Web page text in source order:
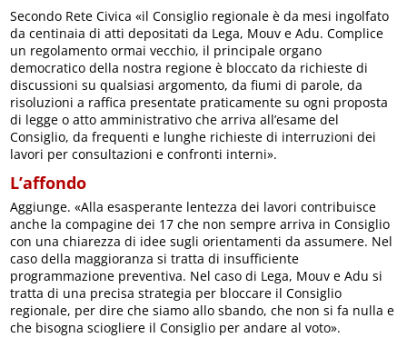
Secondo Rete Civica «il Consiglio regionale è da mesi ingolfato
da centinaia di atti depositati da Lega, Mouv e Adu. Complice
un regolamento ormai vecchio, il principale organo
democratico della nostra regione è bloccato da richieste di
discussioni su qualsiasi argomento, da fiumi di parole, da
risoluzioni a raffica presentate praticamente su ogni proposta
di legge o atto amministrativo che arriva all’esame del
Consiglio, da frequenti e lunghe richieste di interruzioni dei
lavori per consultazioni e confronti interni».
L’affondo
Aggiunge. «Alla esasperante lentezza dei lavori contribuisce
anche la compagine dei 17 che non sempre arriva in Consiglio
con una chiarezza di idee sugli orientamenti da assumere. Nel
caso della maggioranza si tratta di insufficiente
programmazione preventiva. Nel caso di Lega, Mouv e Adu si
tratta di una precisa strategia per bloccare il Consiglio
regionale, per dire che siamo allo sbando, che non si fa nulla e
che bisogna sciogliere il Consiglio per andare al voto».